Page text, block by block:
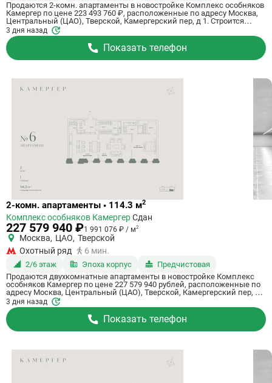
Продаются 2-комн. апартаменты в новостройке Комплекс особняков
Камергер по цене 223 493 760 ₽, расположенные по адресу Москва,
Центральный (ЦАО), Тверской, Камергерский пер, д 1. Строится
компанией ENGEO Development. Апартаменты сдаются в 3 квартале
2026 года с предчистовой отделкой, в 6 минутах пешком от метро
Охотный ряд. Общая площадь апартаментов - 112.2 кв. м. Этаж 2. ID
апартаментов на СтройкиРУ 653786, сообщите его когда будете
звонить.
3 дня назад
Показать телефон
Ссылка
квартиру
2-комн. апартаменты • 114.3 м2
Комплекс особняков КамергерСдан
227 579 940 ₽1 991 076 ₽ / м2
Москва, ЦАО, Тверской
Охотный ряд
6 мин.
2/6 этаж Эпоха корпус
Предчистовая
Продаются двухкомнатные апартаменты в новостройке Комплекс
особняков Камергер по цене 227 579 940 рублей, расположенные по
адресу Москва, Центральный (ЦАО), Тверской, Камергерский пер, д
1. Компания застройщик ENGEO Development. Апартаменты сдаются
в III квартале 2026 года с предчистовой отделкой, в 6 минутах
пешком от метро Охотный ряд. Общая площадь апартаментов - 114.3
м². Этаж 2. ID апартаментов на СтройкиРУ 653787, сообщите его когда
будете звонить.
3 дня назад
Показать телефон